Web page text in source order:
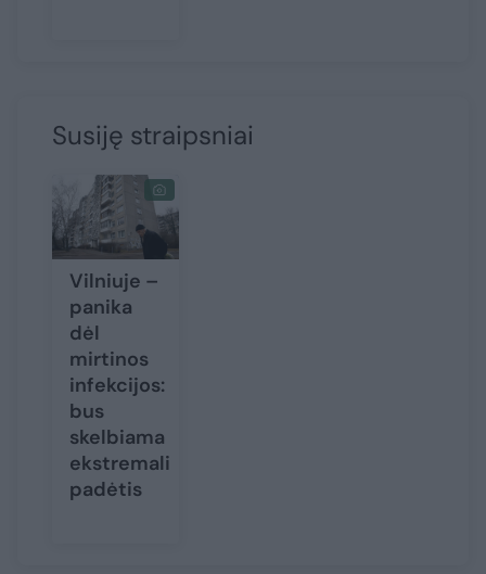
Susiję straipsniai
Vilniuje –
panika
dėl
mirtinos
infekcijos:
bus
skelbiama
ekstremali
padėtis